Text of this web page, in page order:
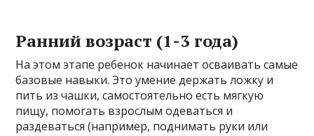
Ранний возраст (1-3 года)
На этом этапе ребенок начинает осваивать самые
базовые навыки. Это умение держать ложку и
пить из чашки, самостоятельно есть мягкую
пищу, помогать взрослым одеваться и
раздеваться (например, поднимать руки или